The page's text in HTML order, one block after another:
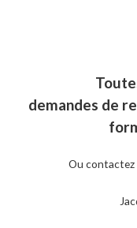
demandes de
Ou contactez